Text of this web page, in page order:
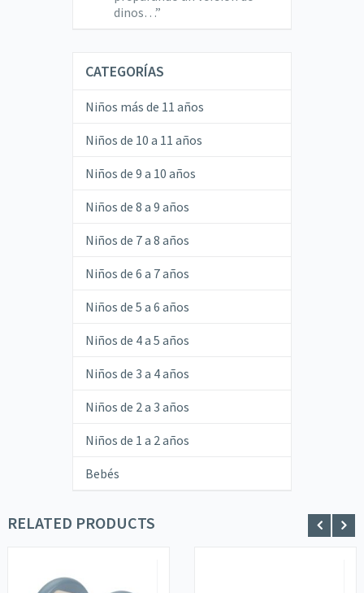
dinos… ”
CATEGORÍAS
Niños más de 11 años
Niños de 10 a 11 años
Niños de 9 a 10 años
Niños de 8 a 9 años
Niños de 7 a 8 años
Niños de 6 a 7 años
Niños de 5 a 6 años
Niños de 4 a 5 años
Niños de 3 a 4 años
Niños de 2 a 3 años
Niños de 1 a 2 años
Bebés
RELATED PRODUCTS